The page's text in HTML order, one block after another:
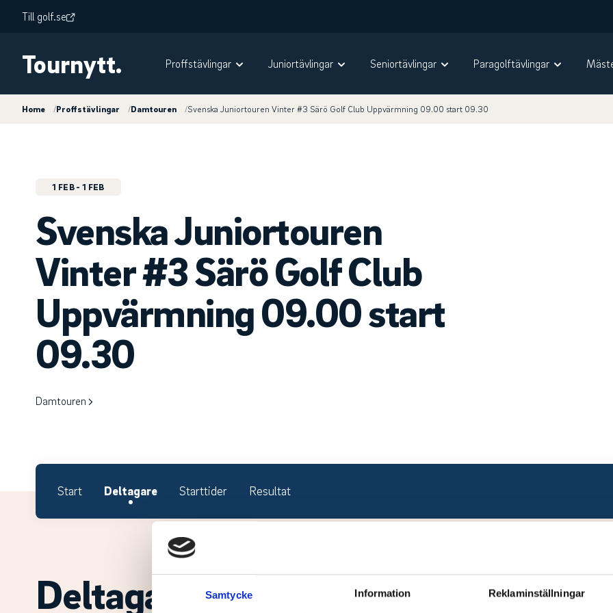
Samtycke Information Reklaminställningar
Till golf.se
Tournytt. Proffstävlingar Juniortävlingar Seniortävlingar Paragolftävlingar
Home /Proffstävlingar /Damtouren /Svenska Juniortouren Vinter #3 Särö Golf Club Uppvärmning 09.00 start 09.30
1 FEB- 1 FEB
Svenska Juniortouren
Vinter #3 Särö Golf Club
Uppvärmning 09.00 start
09.30
Damtouren
Start Deltagare Starttider Resultat
Deltagare.